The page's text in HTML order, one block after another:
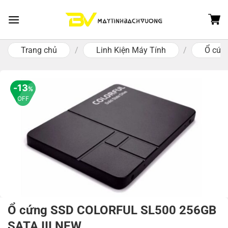
Trang chủ
/ Linh Kiện Máy Tính / Ổ
13%
OFF
Ổ cứng SSD COLORFUL SL500 256GB